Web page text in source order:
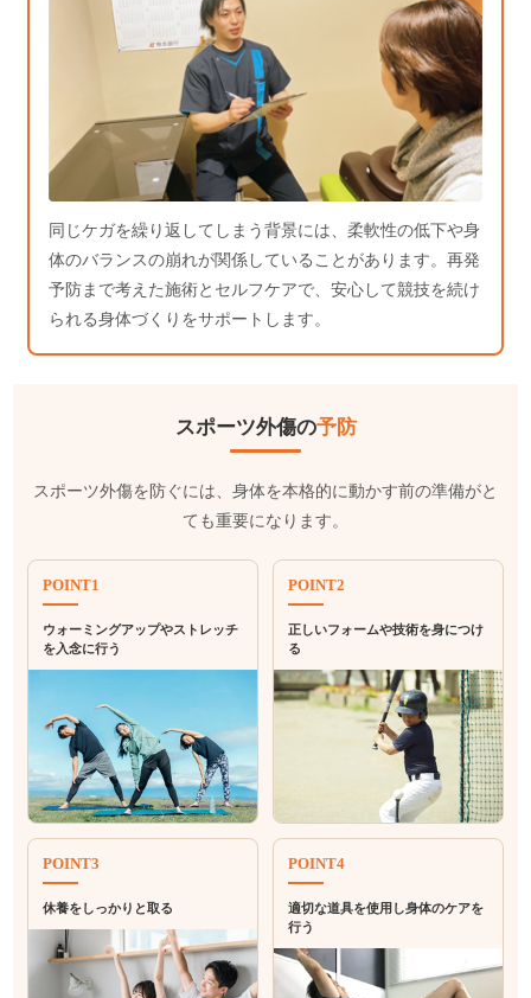
同じケガを繰り返してしまう背景には、柔軟性の低下や身
体のバランスの崩れが関係していることがあります。再発
予防まで考えた施術とセルフケアで、安心して競技を続け
られる身体づくりをサポートします。
スポーツ外傷の予防
スポーツ外傷を防ぐには、身体を本格的に動かす前の準備がと
ても重要になります。
POINT1
ウォーミングアップやストレッチ
を入念に行う
POINT2
正しいフォームや技術を身につけ
る
POINT3
休養をしっかりと取る
POINT4
適切な道具を使用し身体のケアを
行う